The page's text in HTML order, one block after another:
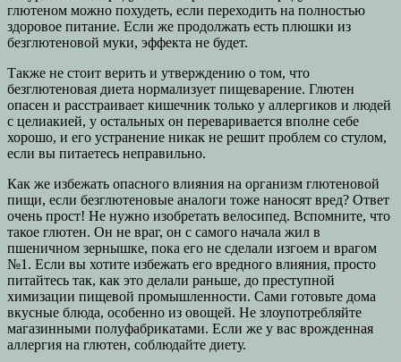
глютеном можно похудеть, если переходить на полностью
здоровое питание. Если же продолжать есть плюшки из
безглютеновой муки, эффекта не будет.
Также не стоит верить и утверждению о том, что
безглютеновая диета нормализует пищеварение. Глютен
опасен и расстраивает кишечник только у аллергиков и людей
с целиакией, у остальных он переваривается вполне себе
хорошо, и его устранение никак не решит проблем со стулом,
если вы питаетесь неправильно.
Как же избежать опасного влияния на организм глютеновой
пищи, если безглютеновые аналоги тоже наносят вред? Ответ
очень прост! Не нужно изобретать велосипед. Вспомните, что
такое глютен. Он не враг, он с самого начала жил в
пшеничном зернышке, пока его не сделали изгоем и врагом
№1. Если вы хотите избежать его вредного влияния, просто
питайтесь так, как это делали раньше, до преступной
химизации пищевой промышленности. Сами готовьте дома
вкусные блюда, особенно из овощей. Не злоупотребляйте
магазинными полуфабрикатами. Если же у вас врожденная
аллергия на глютен, соблюдайте диету.